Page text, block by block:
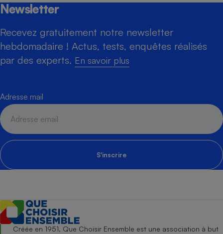
Newsletter
Recevez gratuitement notre newsletter
hebdomadaire ! Actus, tests, enquêtes réalisés
par des experts. En savoir plus
Adresse mail
S'inscrire
Créée en 1951, Que Choisir Ensemble est une association à but